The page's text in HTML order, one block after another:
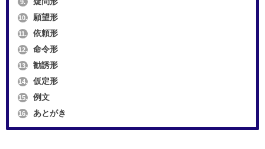
9.
10. 願望形
11. 依頼形
12. 命令形
13. 勧誘形
14. 仮定形
15. 例文
16. あとがき